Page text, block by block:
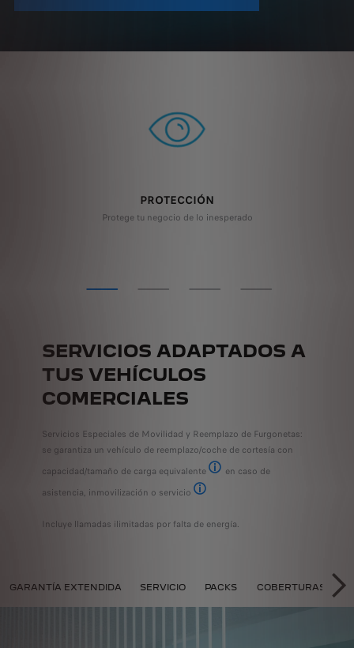
PROTECCIÓN
Protege tu negocio de lo inesperado
SERVICIOS ADAPTADOS A
TUS VEHÍCULOS
COMERCIALES
Servicios Especiales de Movilidad y Reemplazo de Furgonetas:
se garantiza un vehículo de reemplazo/coche de cortesía con
capacidad/tamaño de carga equivalente
en caso de
asistencia, inmovilización o servicio
Incluye llamadas ilimitadas por falta de energía.
GARANTÍA EXTENDIDA SERVICIO PACKS COBERTURAS